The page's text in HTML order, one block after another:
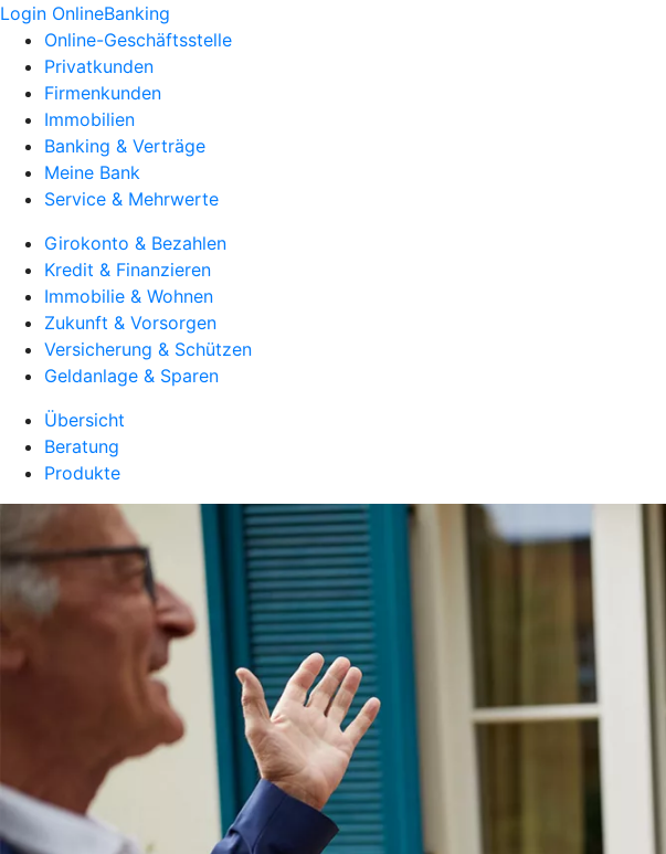
Login OnlineBanking
Online-Geschäftsstelle
Privatkunden
Firmenkunden
Immobilien
Banking & Verträge
Meine Bank
Service & Mehrwerte
Girokonto & Bezahlen
Kredit & Finanzieren
Immobilie & Wohnen
Zukunft & Vorsorgen
Versicherung & Schützen
Geldanlage & Sparen
Übersicht
Beratung
Produkte